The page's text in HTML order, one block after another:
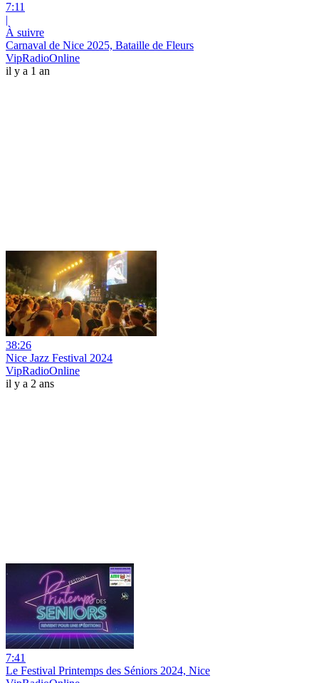
7:11
|
À suivre
Carnaval de Nice 2025, Bataille de Fleurs
VipRadioOnline
il y a 1 an
38:26
Nice Jazz Festival 2024
VipRadioOnline
il y a 2 ans
7:41
Le Festival Printemps des Séniors 2024, Nice